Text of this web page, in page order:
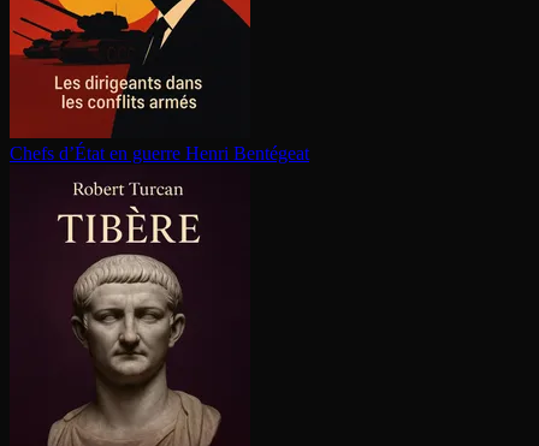
Chefs d’État en guerre Henri Bentégeat